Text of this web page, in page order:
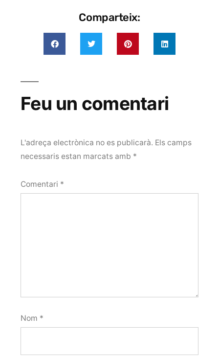
Comparteix:
Feu un comentari
L'adreça electrònica no es publicarà. Els camps
necessaris estan marcats amb *
Comentari *
Nom *